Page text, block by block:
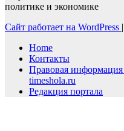
политике и экономике
Сайт работает на WordPress |
Home
Контакты
Правовая информация
timeshola.ru
Редакция портала